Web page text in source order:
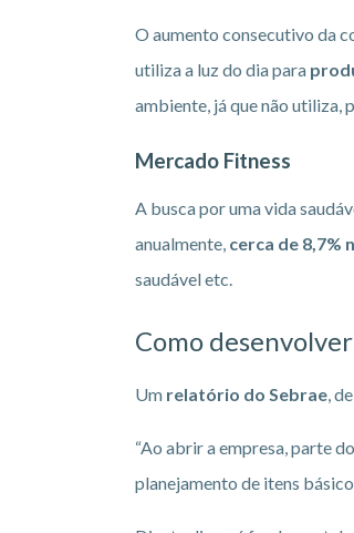
O aumento consecutivo da
utiliza a luz do dia para
ambiente, já que não utiliza,
Mercado Fitness
A busca por uma vida
anualmente, cerca de 8,7%
saudável etc.
Como
Um relatório do Sebrae,
“Ao abrir a empresa, parte
planejamento de itens